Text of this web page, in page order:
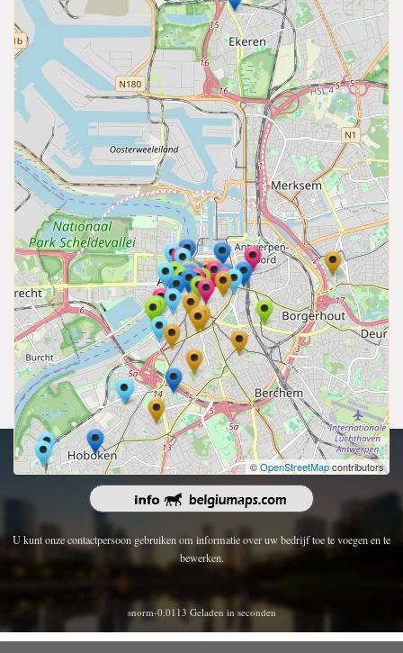
©OpenStreetMapcontributors
Copyright 2026 | Alle rechten voorbehouden.
U kunt onze contactpersoon gebruiken om informatie over uw bedrijf toe te voegen en te
bewerken.
snorm-0.0113 Geladen in seconden